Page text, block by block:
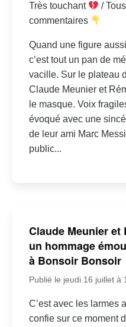
Très touchant
/
commentaires
Quand une figure
c’est tout un pan de
vacille. Sur le plateau
Claude Meunier et
le masque. Voix
évoqué avec une
de leur ami Marc
public...
Claude Meunier et
un hommage
à Bonsoir Bonsoir
Publié le jeudi 16 juillet à
C’est avec les larmes
confie sur ce moment